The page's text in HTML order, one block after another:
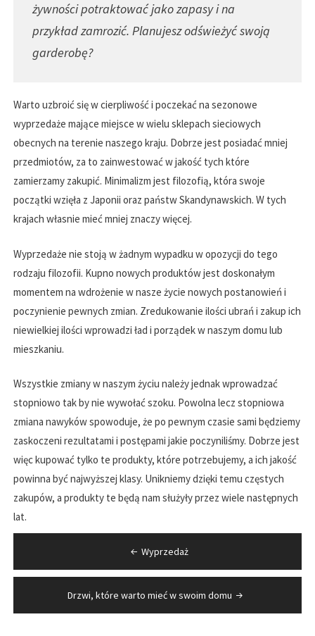
żywności potraktować jako zapasy i na
przykład zamrozić. Planujesz odświeżyć swoją
garderobę?
Warto uzbroić się w cierpliwość i poczekać na sezonowe
wyprzedaże mające miejsce w wielu sklepach sieciowych
obecnych na terenie naszego kraju. Dobrze jest posiadać mniej
przedmiotów, za to zainwestować w jakość tych które
zamierzamy zakupić. Minimalizm jest filozofią, która swoje
początki wzięła z Japonii oraz państw Skandynawskich. W tych
krajach własnie mieć mniej znaczy więcej.
Wyprzedaże nie stoją w żadnym wypadku w opozycji do tego
rodzaju filozofii. Kupno nowych produktów jest doskonałym
momentem na wdrożenie w nasze życie nowych postanowień i
poczynienie pewnych zmian. Zredukowanie ilości ubrań i zakup ich
niewielkiej ilości wprowadzi ład i porządek w naszym domu lub
mieszkaniu.
Wszystkie zmiany w naszym życiu należy jednak wprowadzać
stopniowo tak by nie wywołać szoku. Powolna lecz stopniowa
zmiana nawyków spowoduje, że po pewnym czasie sami będziemy
zaskoczeni rezultatami i postępami jakie poczyniliśmy. Dobrze jest
więc kupować tylko te produkty, które potrzebujemy, a ich jakość
powinna być najwyższej klasy. Unikniemy dzięki temu częstych
zakupów, a produkty te będą nam służyły przez wiele następnych
lat.
wpisu
Wyprzedaż
Drzwi, które warto mieć w swoim domu